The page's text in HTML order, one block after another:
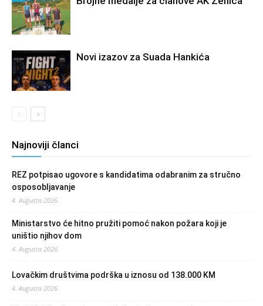
Novi izazov za Suada Hankića
Najnoviji članci
REZ potpisao ugovore s kandidatima odabranim za stručno
osposobljavanje
4. Augusta 2026.
Ministarstvo će hitno pružiti pomoć nakon požara koji je
uništio njihov dom
4. Augusta 2026.
Lovačkim društvima podrška u iznosu od 138.000 KM
4. Augusta 2026.